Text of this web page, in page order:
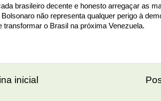
brasileiro decente e honesto arregaçar as
não representa qualquer perigo à
o Brasil na próxima Venezuela.
inicial